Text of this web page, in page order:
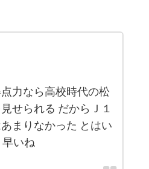
力なら高校時代の松
せられる だからＪ１
まりなかった とはい
早いね